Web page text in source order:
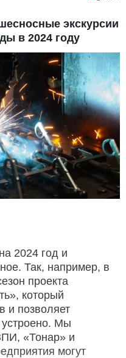
экскурсии
в 2024 году
2024 год и
Так, например, в
проекта
который
и позволяет
устроено. Мы
«Тонар» и
могут